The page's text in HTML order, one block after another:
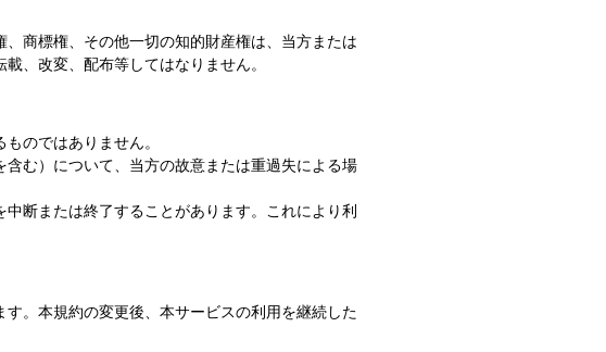
商標権、その他一切の知的財産権は、当方または
、改変、配布等してはなりません。
のではありません。
む）について、当方の故意または重過失による場
断または終了することがあります。これにより利
。本規約の変更後、本サービスの利用を継続した